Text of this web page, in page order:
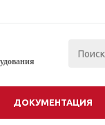
ДОКУМЕНТАЦИЯ